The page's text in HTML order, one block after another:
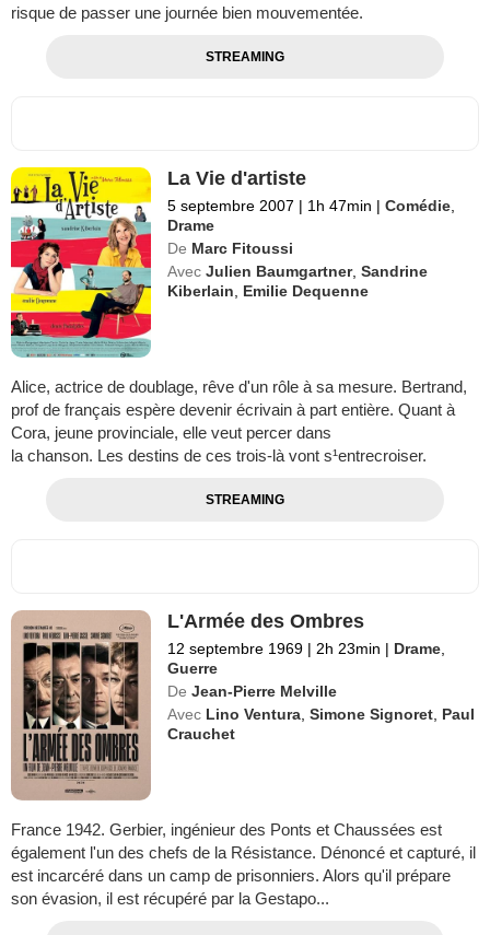
risque de passer une journée bien mouvementée.
STREAMING
La Vie d'artiste
5 septembre 2007 | 1h 47min | Comédie
Drame
De Marc Fitoussi
Avec Julien Baumgartner,Sandrine
Kiberlain
Emilie Dequenne
Alice, actrice de doublage, rêve d'un rôle à sa mesure. Bertrand,
prof de français espère devenir écrivain à part entière. Quant à
Cora, jeune provinciale, elle veut percer dans
la chanson. Les destins de ces trois-là vont s¹entrecroiser.
STREAMING
L'Armée des Ombres
12 septembre 1969 | 2h 23min | Drame
Guerre
De Jean-Pierre Melville
Avec Lino Ventura ,Simone Signoret Paul
Crauchet
France 1942. Gerbier, ingénieur des Ponts et Chaussées est
également l'un des chefs de la Résistance. Dénoncé et capturé, il
est incarcéré dans un camp de prisonniers. Alors qu'il prépare
son évasion, il est récupéré par la Gestapo...